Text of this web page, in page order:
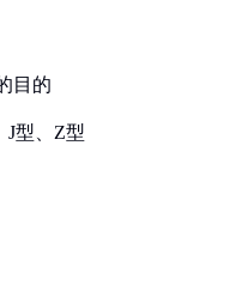
目的
J型、Z型